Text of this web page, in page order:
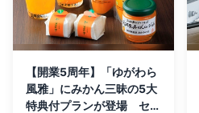
【開業5周年】「ゆがわら
風雅」にみかん三昧の5大
特典付プランが登場 セル